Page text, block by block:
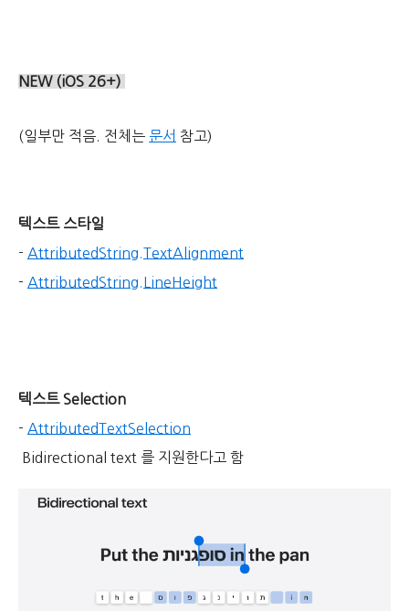
NEW (iOS 26+)
(일부만 적음. 전체는 문서 참고)
텍스트 스타일
- AttributedString.TextAlignment
- AttributedString.LineHeight
텍스트 Selection
- AttributedTextSelection
Bidirectional text 를 지원한다고 함